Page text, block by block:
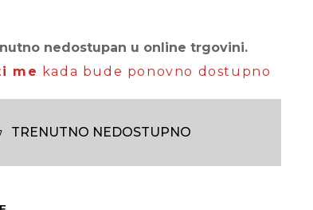
nedostupan u online trgovini.
me kada bude ponovno dostupno
TRENUTNO NEDOSTUPNO